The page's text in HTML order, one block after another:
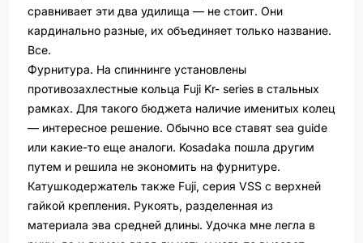
сравнивает эти два удилища — не стоит. Они
кардинально разные, их объединяет только название.
Все.
Фурнитура. На спиннинге установлены
противозахлестные кольца Fuji Kr- series в стальных
рамках. Для такого бюджета наличие именитых колец
— интересное решение. Обычно все ставят sea guide
или какие-то еще аналоги. Kosadaka пошла другим
путем и решила не экономить на фурнитуре.
Катушкодержатель также Fuji, серия VSS с верхней
гайкой крепления. Рукоять, разделенная из
материала эва средней длины. Удочка мне легла в